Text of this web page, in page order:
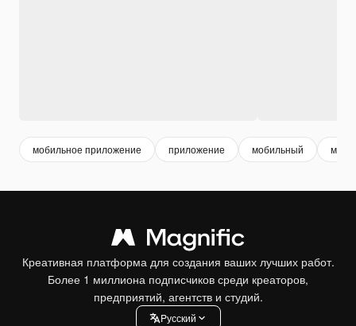
мобильное приложение приложение мобильный
Креативная платформа для создания ваших лучших работ.
Более 1 миллиона подписчиков среди креаторов,
предприятий, агентств и студий.
Pусский